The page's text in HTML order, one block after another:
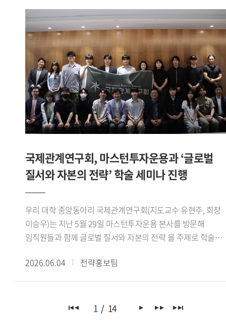
우수한 평가를 받았다.팀장 이유준 학생은 일회성 측정에
그치던 국가 체력 인증 데이터에 실시간 스마트워치 생체
신호를 결합함으로써, 365일 실시간으로 안전벨트를 매고
운동하는 듯한 디지털 예방 의학 솔루션 을 구현하고자 했다 고
강조하며, 앞으로 제조사별 API 데이터 정규화 과정을 더욱
고도화하고, 향후 실제 공공 인프라 및 보험 산업(인슈어테크)
과의 연동 융합 연구를 통해 전 국민이 안전하게 국가 표준 체력
등급에 도달하는 데 선도적 역할을 다하겠다 고 소감을 밝혔다.
16강에서는 육군사관학교 사커라이온을, 8강에서는
한림대학교 사이다를 차례로 꺾고 4강에 올랐다. 준결승에서는
서울시립대학교 AZURE와 맞붙어 선전한 끝에 공동 3위로
대회를 마무리했다.이번 대회는 전국 대학 축구 동아리와 학회
팀들이 참가하는 대학 클럽 축구대회로, 아이웨이는 이번
성과를 통해 전국 무대에서 경쟁력을 입증했다.
글로벌스포츠산업학부 축구학회 아이웨이는 학부 재학생들로
구성된 축구 학회로, 교내외 각종 대회와 교류전에 참가하며
꾸준히 활동을 이어가고 있다.
국제관계연구회, 마스턴투자운용과 ‘글로벌
질서와 자본의 전략’ 학술 세미나 진행
우리 대학 중앙동아리 국제관계연구회(지도교수 유현주, 회장
이승우)는 지난 5월 29일 마스턴투자운용 본사를 방문해
임직원들과 함께 글로벌 질서와 자본의 전략 을 주제로 학술
금융산업에 대한 이해를 넓히고, 글로벌 자본의 흐름과 투자
Positive Impact)가 미래 글로벌 인재 양성을 위해 운영하는
2026.06.04 전략홍보팀
1 14